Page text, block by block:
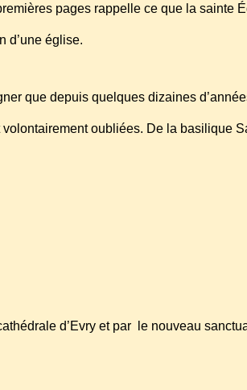
pages rappelle ce que la sainte
d’une église.
que depuis quelques dizaines
oubliées. De la basilique
d’Evry et par le nouveau